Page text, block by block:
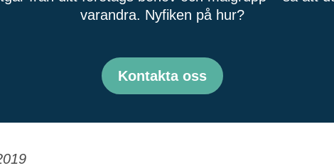
varandra. Nyfiken på hur?
Kontakta oss